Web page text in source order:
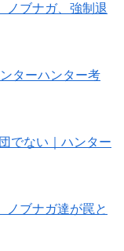
ブナガ、強制退
ターハンター考
でない｜ハンター
ブナガ達が罠と